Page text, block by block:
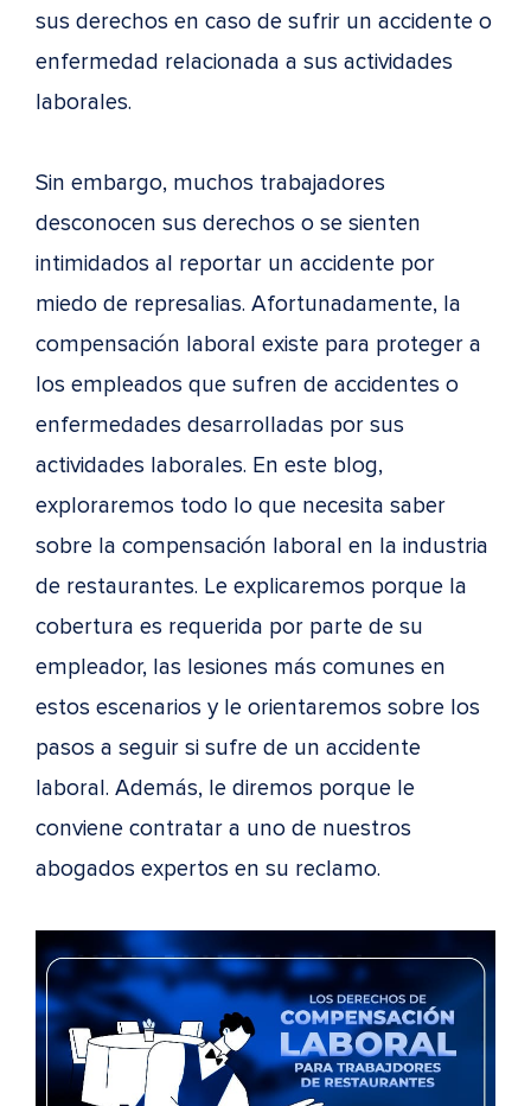
sus derechos en caso de sufrir un accidente o
enfermedad relacionada a sus actividades
laborales.
Sin embargo, muchos trabajadores
desconocen sus derechos o se sienten
intimidados al reportar un accidente por
miedo de represalias. Afortunadamente, la
compensación laboral existe para proteger a
los empleados que sufren de accidentes o
enfermedades desarrolladas por sus
actividades laborales. En este blog,
exploraremos todo lo que necesita saber
sobre la compensación laboral en la industria
de restaurantes. Le explicaremos porque la
cobertura es requerida por parte de su
empleador, las lesiones más comunes en
estos escenarios y le orientaremos sobre los
pasos a seguir si sufre de un accidente
laboral. Además, le diremos porque le
conviene contratar a uno de nuestros
abogados expertos en su reclamo.